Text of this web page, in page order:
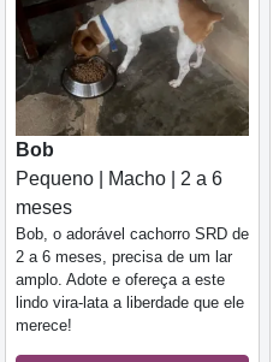
Bob
Pequeno | Macho | 2 a 6
meses
Bob, o adorável cachorro SRD de
2 a 6 meses, precisa de um lar
amplo. Adote e ofereça a este
lindo vira-lata a liberdade que ele
merece!